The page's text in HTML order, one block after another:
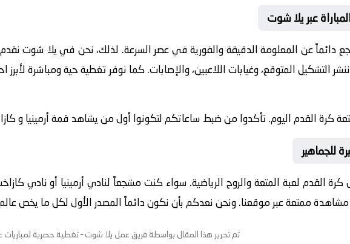
عبر يلا شوت
دائماً عن المعلومة الدقيقة والفورية في عصر السرعة. لذلك، نحن في يلا شوت
التشكيل المتوقع، وغيابات اللاعبين، والإصابات. كما نوفر تغطية حية ومباشرة
كرة القدم اليوم. تأكدوا من ضبط ساعاتكم لتكونوا أول من يشاهد قمة أرمينيا و
للجماهير
كرة القدم لعبة المتعة والروح الرياضية. سواء كنت مشجعاً لنادي أرمينيا أو نادي
ممتعة عبر موقعنا. ونحن نعدكم بأن نكون دائماً المصدر الأول لكل ما يخص عالم
تم تحرير هذا المقال بواسطة فريق عمل يلا شوت– تغطية حصرية لمباريات عام